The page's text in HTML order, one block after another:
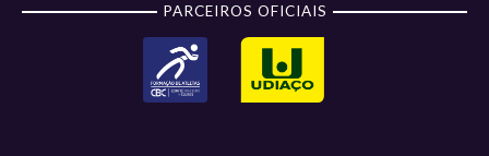
PARCEIROS OFICIAIS